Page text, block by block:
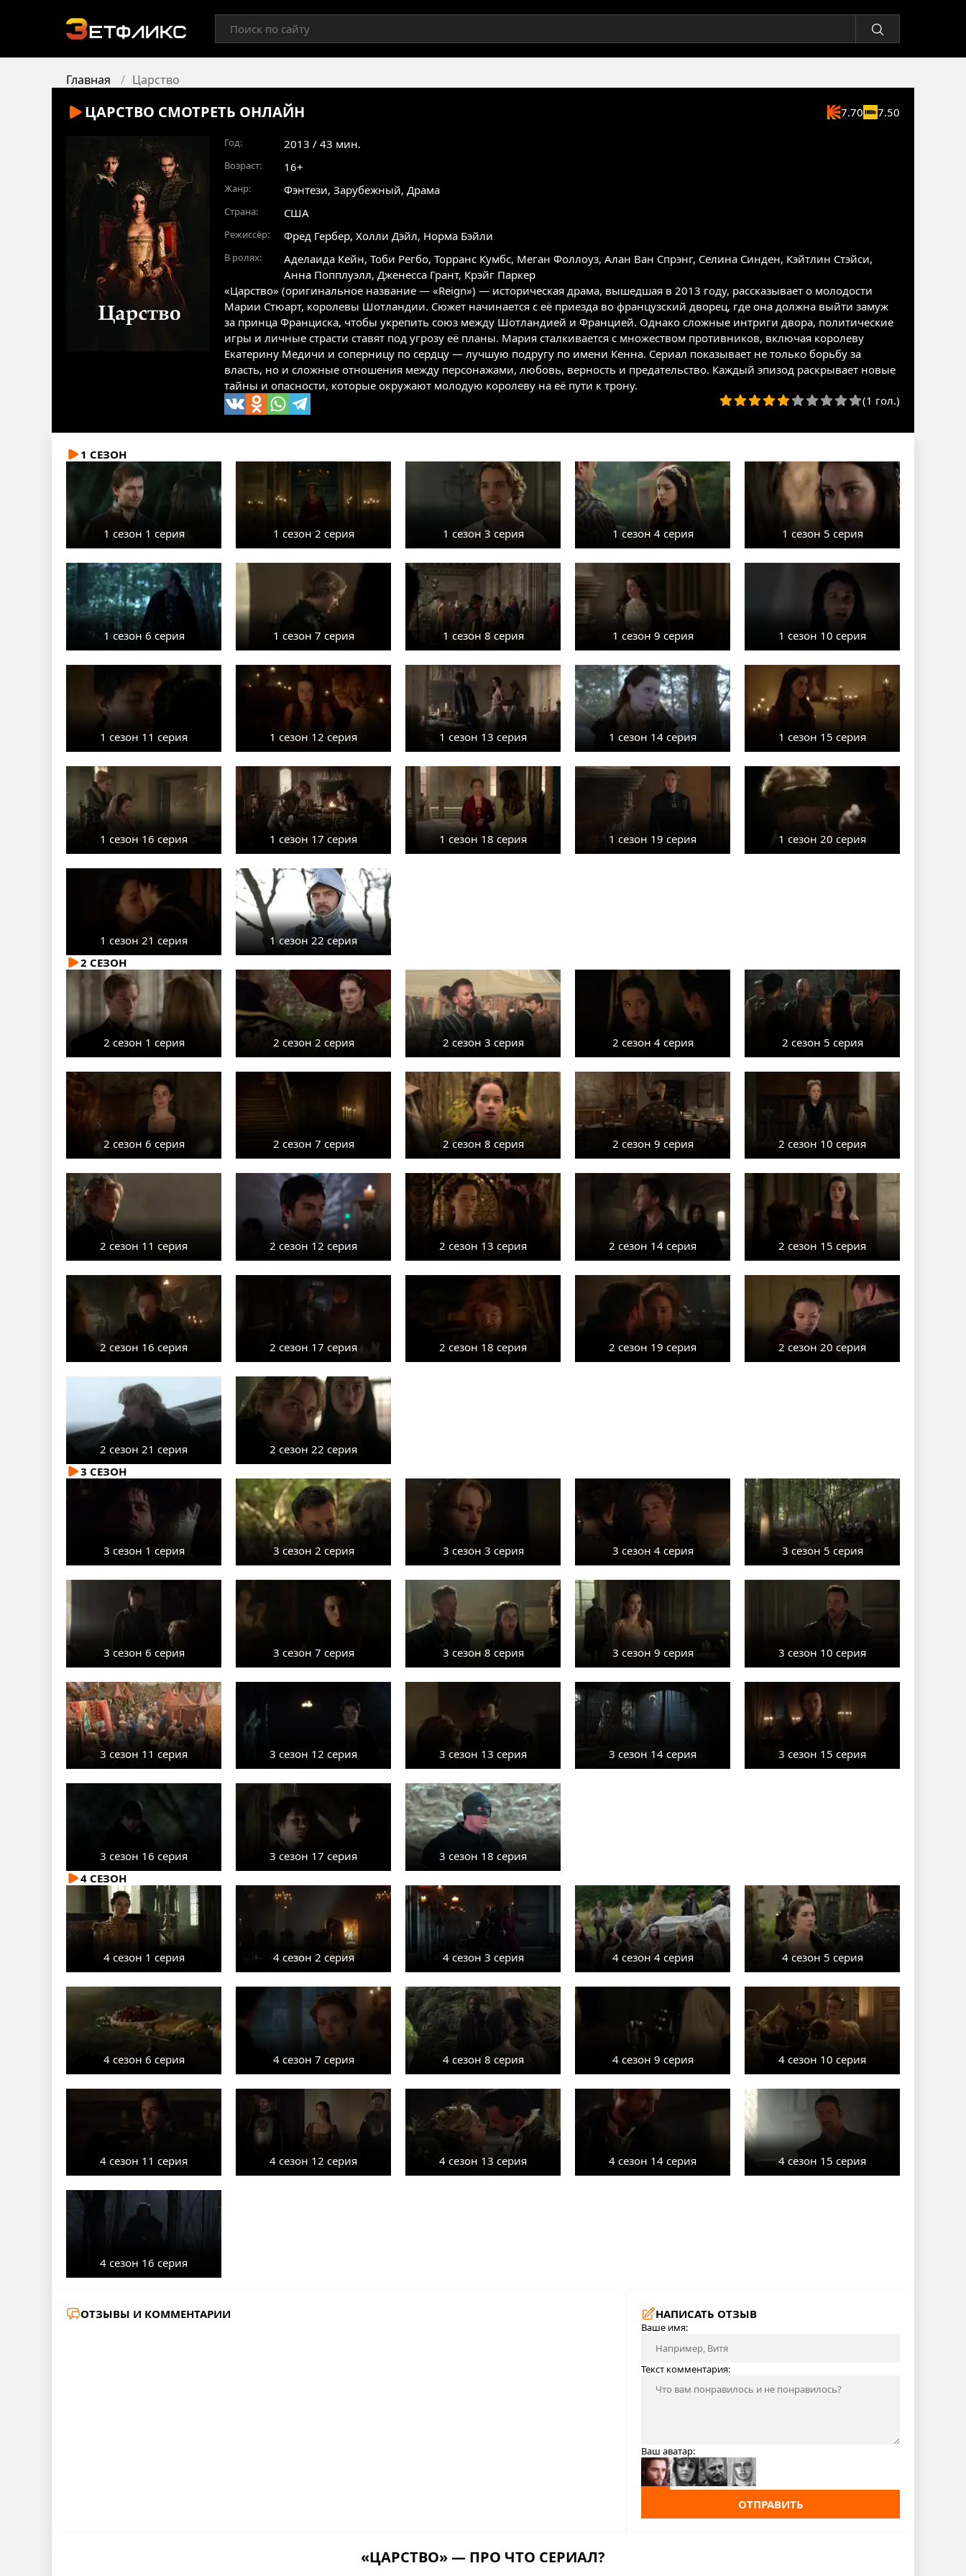
Главная Царство
ЦАРСТВО СМОТРЕТЬ ОНЛАЙН 7.70 7.50
Год: 2013 / 43 мин.
Возраст: 16+
Жанр: Фэнтези, Зарубежный, Драма
Страна: США
Режиссёр: Фред Гербер, Холли Дэйл, Норма Бэйли
В ролях: Аделаида Кейн, Тоби Регбо, Торранс Кумбс, Меган Фоллоуз, Алан Ван Спрэнг, Селина Синден, Кэйтлин Стэйси,
Анна Попплуэлл, Дженесса Грант, Крэйг Паркер
«Царство» (оригинальное название — «Reign») — историческая драма, вышедшая в 2013 году, рассказывает о молодости
Марии Стюарт, королевы Шотландии. Сюжет начинается с её приезда во французский дворец, где она должна выйти замуж
за принца Франциска, чтобы укрепить союз между Шотландией и Францией. Однако сложные интриги двора, политические
игры и личные страсти ставят под угрозу её планы. Мария сталкивается с множеством противников, включая королеву
Екатерину Медичи и соперницу по сердцу — лучшую подругу по имени Кенна. Сериал показывает не только борьбу за
власть, но и сложные отношения между персонажами, любовь, верность и предательство. Каждый эпизод раскрывает новые
тайны и опасности, которые окружают молодую королеву на её пути к трону.
(1 гол.)
1 СЕЗОН
1 сезон 1 серия 1 сезон 2 серия 1 сезон 3 серия 1 сезон 4 серия 1 сезон 5 серия
1 сезон 6 серия 1 сезон 7 серия 1 сезон 8 серия 1 сезон 9 серия 1 сезон 10 серия
1 сезон 11 серия 1 сезон 12 серия 1 сезон 13 серия 1 сезон 14 серия 1 сезон 15 серия
1 сезон 16 серия 1 сезон 17 серия 1 сезон 18 серия 1 сезон 19 серия 1 сезон 20 серия
1 сезон 21 серия
1 сезон 22 серия
2 СЕЗОН
2 сезон 1 серия 2 сезон 2 серия 2 сезон 3 серия 2 сезон 4 серия 2 сезон 5 серия
2 сезон 6 серия 2 сезон 7 серия 2 сезон 8 серия 2 сезон 9 серия 2 сезон 10 серия
2 сезон 11 серия 2 сезон 12 серия 2 сезон 13 серия 2 сезон 14 серия 2 сезон 15 серия
2 сезон 16 серия 2 сезон 17 серия 2 сезон 18 серия 2 сезон 19 серия 2 сезон 20 серия
2 сезон 21 серия
2 сезон 22 серия
3 СЕЗОН
3 сезон 1 серия 3 сезон 2 серия 3 сезон 3 серия 3 сезон 4 серия 3 сезон 5 серия
3 сезон 6 серия 3 сезон 7 серия 3 сезон 8 серия 3 сезон 9 серия 3 сезон 10 серия
3 сезон 11 серия 3 сезон 12 серия 3 сезон 13 серия 3 сезон 14 серия 3 сезон 15 серия
3 сезон 16 серия 3 сезон 17 серия
3 сезон 18 серия
4 СЕЗОН
4 сезон 1 серия 4 сезон 2 серия 4 сезон 3 серия 4 сезон 4 серия 4 сезон 5 серия
4 сезон 6 серия 4 сезон 7 серия 4 сезон 8 серия 4 сезон 9 серия 4 сезон 10 серия
4 сезон 11 серия 4 сезон 12 серия 4 сезон 13 серия 4 сезон 14 серия 4 сезон 15 серия
4 сезон 16 серия
ОТЗЫВЫ И КОММЕНТАРИИ НАПИСАТЬ ОТЗЫВ
Ваше имя:
Текст комментария:
Ваш аватар:
ОТПРАВИТЬ
«ЦАРСТВО» — ПРО ЧТО СЕРИАЛ?